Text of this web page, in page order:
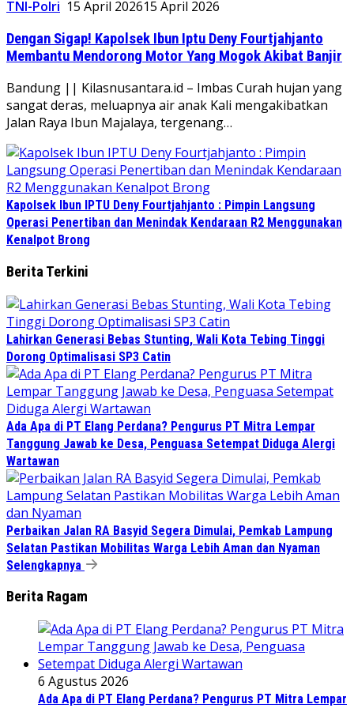
TNI-Polri 15 April 202615 April 2026
Dengan Sigap! Kapolsek Ibun Iptu Deny Fourtjahjanto
Membantu Mendorong Motor Yang Mogok Akibat Banjir
Bandung || Kilasnusantara.id – Imbas Curah hujan yang
sangat deras, meluapnya air anak Kali mengakibatkan
Jalan Raya Ibun Majalaya, tergenang…
Kapolsek Ibun IPTU Deny Fourtjahjanto : Pimpin Langsung
Operasi Penertiban dan Menindak Kendaraan R2 Menggunakan
Kenalpot Brong
Berita Terkini
Lahirkan Generasi Bebas Stunting, Wali Kota Tebing Tinggi
Dorong Optimalisasi SP3 Catin
Ada Apa di PT Elang Perdana? Pengurus PT Mitra Lempar
Tanggung Jawab ke Desa, Penguasa Setempat Diduga Alergi
Wartawan
Perbaikan Jalan RA Basyid Segera Dimulai, Pemkab Lampung
Selatan Pastikan Mobilitas Warga Lebih Aman dan Nyaman
Selengkapnya
Berita Ragam
6 Agustus 2026
Ada Apa di PT Elang Perdana? Pengurus PT Mitra Lempar